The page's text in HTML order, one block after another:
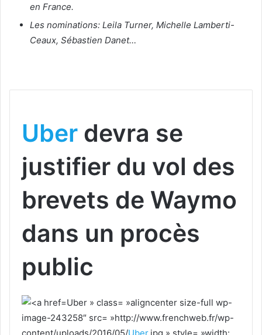
en France.
Les nominations: Leila Turner, Michelle Lamberti-
Ceaux, Sébastien Danet…
Uber devra se
justifier du vol des
brevets de Waymo
dans un procès
public
Uber » class= »aligncenter size-full wp-
image-243258″ src= »http://www.frenchweb.fr/wp-